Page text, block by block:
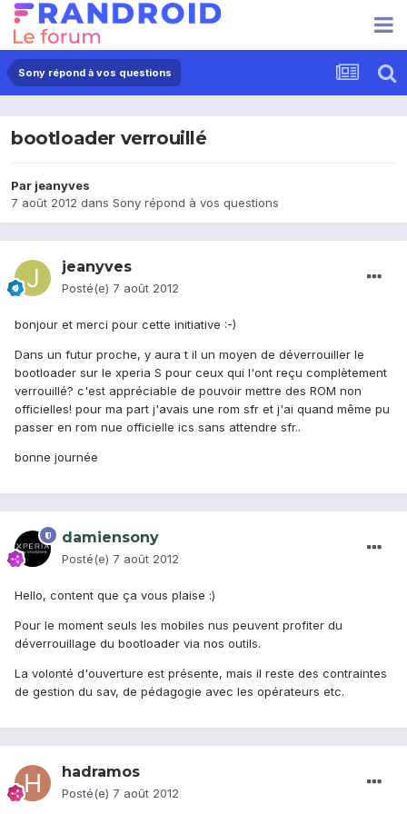
Sony répond à vos questions
bootloader verrouillé
Par jeanyves
7 août 2012 dans Sony répond à vos questions
jeanyves
Posté(e) 7 août 2012
bonjour et merci pour cette initiative :-)
Dans un futur proche, y aura t il un moyen de déverrouiller le
bootloader sur le xperia S pour ceux qui l'ont reçu complètement
verrouillé? c'est appréciable de pouvoir mettre des ROM non
officielles! pour ma part j'avais une rom sfr et j'ai quand même pu
passer en rom nue officielle ics sans attendre sfr..
bonne journée
damiensony
Posté(e) 7 août 2012
Hello, content que ça vous plaise :)
Pour le moment seuls les mobiles nus peuvent profiter du
déverrouillage du bootloader via nos outils.
La volonté d'ouverture est présente, mais il reste des contraintes
de gestion du sav, de pédagogie avec les opérateurs etc.
hadramos
Posté(e) 7 août 2012